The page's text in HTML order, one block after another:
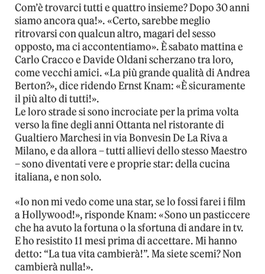
Com’è trovarci tutti e quattro insieme? Dopo 30 anni
siamo ancora qua!». «Certo, sarebbe meglio
ritrovarsi con qualcun altro, magari del sesso
opposto, ma ci accontentiamo». È sabato mattina e
Carlo Cracco e Davide Oldani scherzano tra loro,
come vecchi amici. «La più grande qualità di Andrea
Berton?», dice ridendo Ernst Knam: «È sicuramente
il più alto di tutti!».
Le loro strade si sono incrociate per la prima volta
verso la fine degli anni Ottanta nel ristorante di
Gualtiero Marchesi in via Bonvesin De La Riva a
Milano, e da allora – tutti allievi dello stesso Maestro
– sono diventati vere e proprie star: della cucina
italiana, e non solo.
«Io non mi vedo come una star, se lo fossi farei i film
a Hollywood!», risponde Knam: «Sono un pasticcere
che ha avuto la fortuna o la sfortuna di andare in tv.
E ho resistito 11 mesi prima di accettare. Mi hanno
detto: “La tua vita cambierà!”. Ma siete scemi? Non
cambierà nulla!».